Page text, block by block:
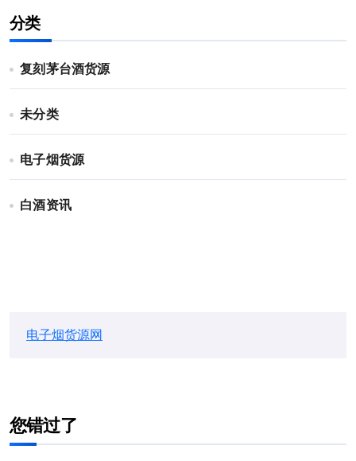
分类
复刻茅台酒货源
未分类
电子烟货源
白酒资讯
电子烟货源网
您错过了